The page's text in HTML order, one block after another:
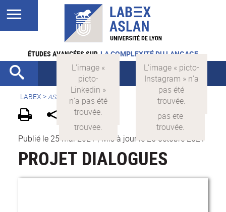
ÉTUDES AVANCÉES SUR LA COMPLEXITÉ DU LANGAGE
LABEX >ASLAN
Publié le 25 mai 2021 | Mis à jour le 25 octobre 2021
PROJET DIALOGUES